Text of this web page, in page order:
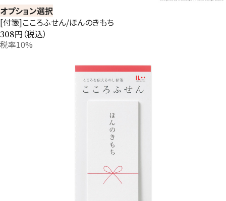
オプション選択
[付箋]こころふせん/ほんのきもち
308円（税込）
税率10%